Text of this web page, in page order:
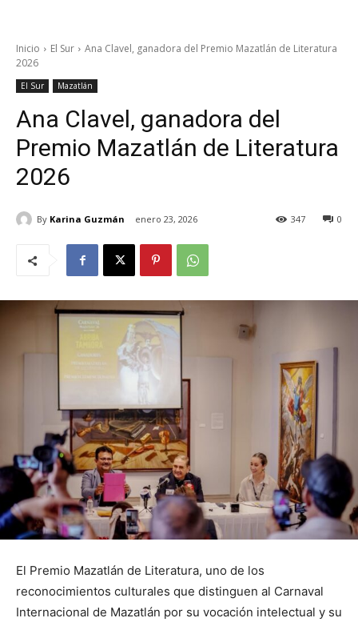
Inicio El Sur
Ana Clavel, ganadora del Premio Mazatlán de Literatura
2026
El Sur Mazatlán
Ana Clavel, ganadora del
Premio Mazatlán de Literatura
2026
By Karina Guzmán enero 23, 2026 0
347
El Premio Mazatlán de Literatura, uno de los
reconocimientos culturales que distinguen al Carnaval
Internacional de Mazatlán por su vocación intelectual y su